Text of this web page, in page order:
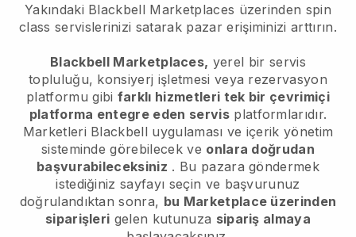
Yakındaki Blackbell Marketplaces üzerinden spin
class servislerinizi satarak pazar erişiminizi arttırın.
Blackbell Marketplaces, yerel bir servis
topluluğu, konsiyerj işletmesi veya rezervasyon
platformu gibi farklı hizmetleri tek bir çevrimiçi
platforma entegre eden servisplatformlarıdır.
Marketleri Blackbell uygulaması ve içerik yönetim
sisteminde görebilecek ve onlara doğrudan
başvurabileceksiniz . Bu pazara göndermek
istediğiniz sayfayı seçin ve başvurunuz
doğrulandıktan sonra, bu Marketplace üzerinden
siparişleri gelen kutunuza sipariş almaya